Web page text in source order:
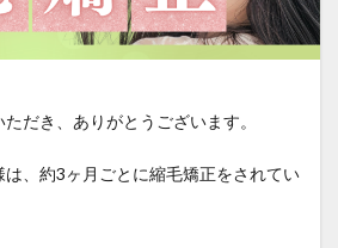
だき、ありがとうございます。
、約3ヶ月ごとに縮毛矯正をされてい
medical-beauty-support
natural-looking-hair
pixie-cut
post-chemo-hair
pregnancy-straightening